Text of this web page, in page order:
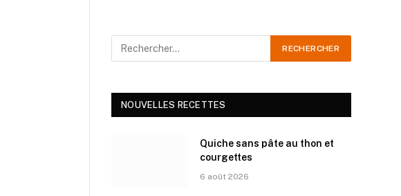
NOUVELLES RECETTES
Quiche sans pâte au thon et
courgettes
6 août 2026